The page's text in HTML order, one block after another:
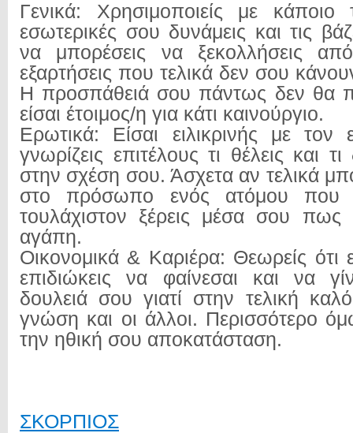
Γενικά: Χρησιμοποιείς με κάποιο
εσωτερικές σου δυνάμεις και τις
να μπορέσεις να ξεκολλήσεις
εξαρτήσεις που τελικά δεν σου
Η προσπάθειά σου πάντως δεν θα
είσαι έτοιμος/η για κάτι καινούργιο.
Ερωτικά: Είσαι ειλικρινής με τον
γνωρίζεις επιτέλους τι θέλεις και
στην σχέση σου. Άσχετα αν τελικά
στο πρόσωπο ενός ατόμου που
τουλάχιστον ξέρεις μέσα σου πως
αγάπη.
Οικονομικά & Καριέρα: Θεωρείς ότι
επιδιώκεις να φαίνεσαι και να
δουλειά σου γιατί στην τελική
γνώση και οι άλλοι. Περισσότερο
την ηθική σου αποκατάσταση.
ΣΚΟΡΠΙΟΣ